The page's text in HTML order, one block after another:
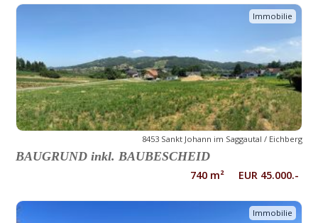
Immobilie
8453 Sankt Johann im Saggautal / Eichberg
BAUGRUND inkl. BAUBESCHEID
740 m² EUR 45.000.-
Immobilie